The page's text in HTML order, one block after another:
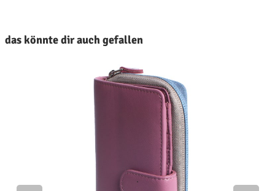
das könnte dir auch gefallen